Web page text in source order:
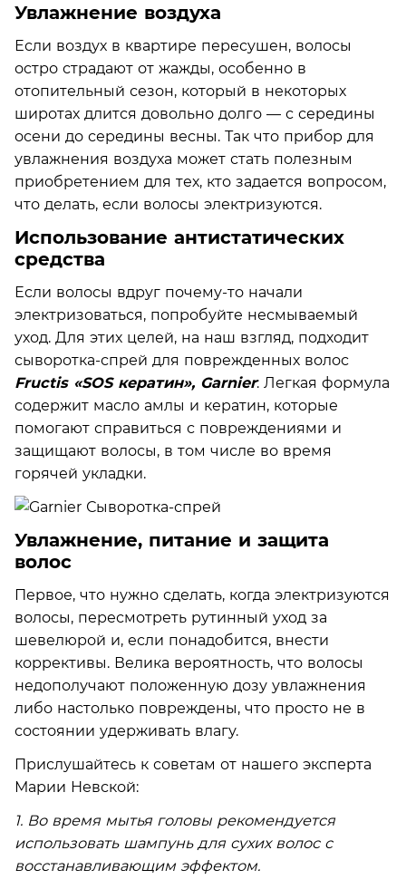
Увлажнение воздуха
Если воздух в квартире пересушен, волосы
остро страдают от жажды, особенно в
отопительный сезон, который в некоторых
широтах длится довольно долго — с середины
осени до середины весны. Так что прибор для
увлажнения воздуха может стать полезным
приобретением для тех, кто задается вопросом,
что делать, если волосы электризуются.
Использование антистатических
средства
Если волосы вдруг почему-то начали
электризоваться, попробуйте несмываемый
уход. Для этих целей, на наш взгляд, подходит
сыворотка-спрей для поврежденных волос
Fructis «SOS кератин», Garnier: Легкая формула
содержит масло амлы и кератин, которые
помогают справиться с повреждениями и
защищают волосы, в том числе во время
горячей укладки.
Увлажнение, питание и защита
волос
Первое, что нужно сделать, когда электризуются
волосы, пересмотреть рутинный уход за
шевелюрой и, если понадобится, внести
коррективы. Велика вероятность, что волосы
недополучают положенную дозу увлажнения
либо настолько повреждены, что просто не в
состоянии удерживать влагу.
Прислушайтесь к советам от нашего эксперта
Марии Невской:
1. Во время мытья головы рекомендуется
использовать шампунь для сухих волос с
восстанавливающим эффектом.